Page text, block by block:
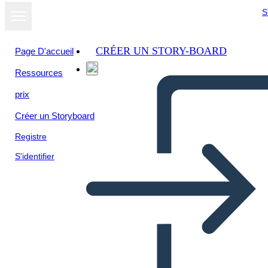
Page D'accueil
Ressources
prix
Créer un Storyboard
Registre
S'identifier
CRÉER UN STORY-BOARD
Afficher sous
forme de